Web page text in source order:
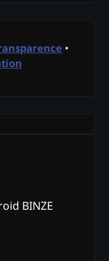
•
BINZE